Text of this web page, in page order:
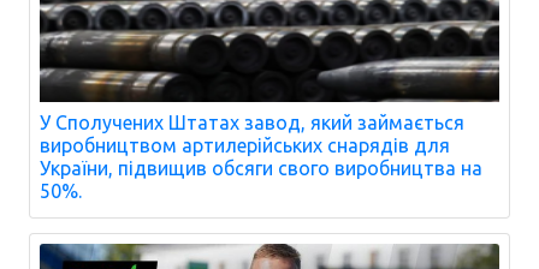
У Сполучених Штатах завод, який займається
виробництвом артилерійських снарядів для
України, підвищив обсяги свого виробництва на
50%.